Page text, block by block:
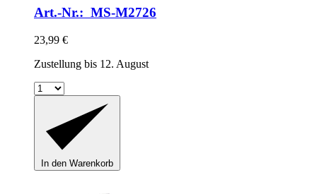
Art.-Nr.: MS-M2726
23,99 €
Zustellung bis 12. August
In den Warenkorb